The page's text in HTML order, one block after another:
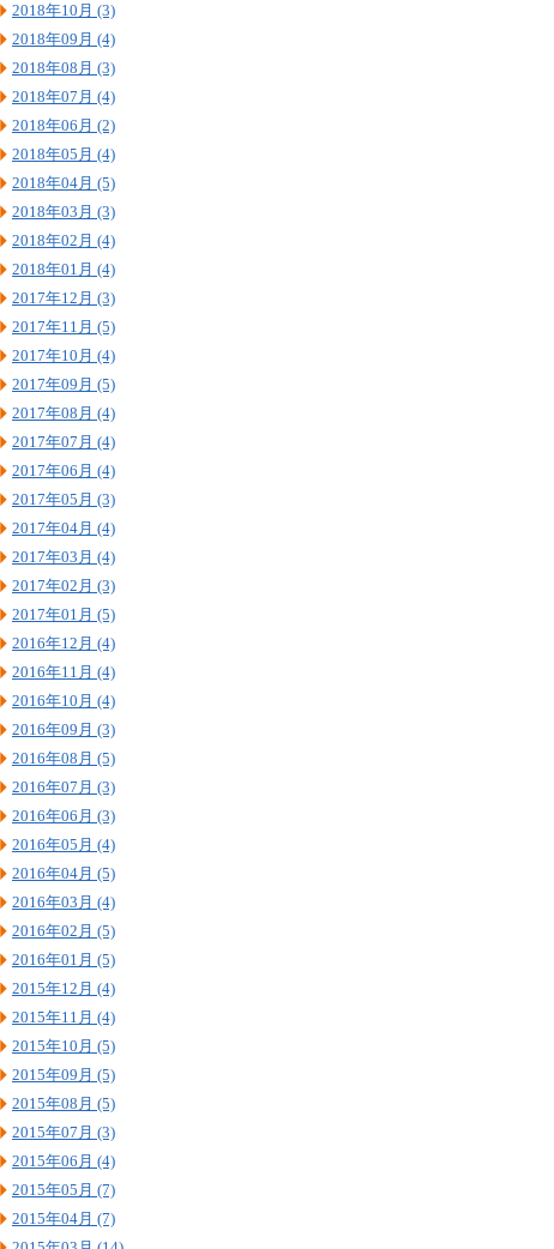
2018年10月 (3)
2018年09月 (4)
2018年08月 (3)
2018年07月 (4)
2018年06月 (2)
2018年05月 (4)
2018年04月 (5)
2018年03月 (3)
2018年02月 (4)
2018年01月 (4)
2017年12月 (3)
2017年11月 (5)
2017年10月 (4)
2017年09月 (5)
2017年08月 (4)
2017年07月 (4)
2017年06月 (4)
2017年05月 (3)
2017年04月 (4)
2017年03月 (4)
2017年02月 (3)
2017年01月 (5)
2016年12月 (4)
2016年11月 (4)
2016年10月 (4)
2016年09月 (3)
2016年08月 (5)
2016年07月 (3)
2016年06月 (3)
2016年05月 (4)
2016年04月 (5)
2016年03月 (4)
2016年02月 (5)
2016年01月 (5)
2015年12月 (4)
2015年11月 (4)
2015年10月 (5)
2015年09月 (5)
2015年08月 (5)
2015年07月 (3)
2015年06月 (4)
2015年05月 (7)
2015年04月 (7)